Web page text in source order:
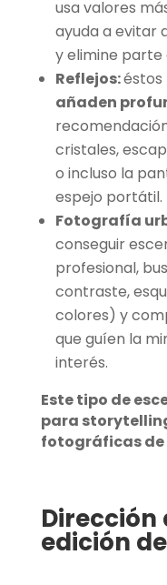
usa valores
ayuda a evitar
y elimine
Reflejos:éstos
añaden
cristales,
o incluso la
espejo portátil.
Fotografía
conseguir
profesional,
contraste,
colores) y
que guíen la
interés.
Este tipo de
para
fotográficas
Dirección
edición